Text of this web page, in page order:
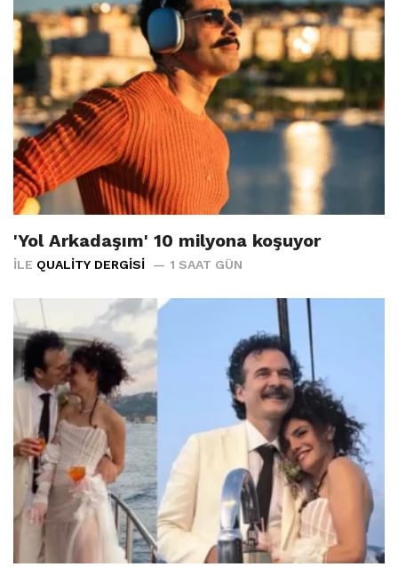
'Yol Arkadaşım' 10 milyona koşuyor
İLE QUALITY DERGISI 1 SAAT GÜN